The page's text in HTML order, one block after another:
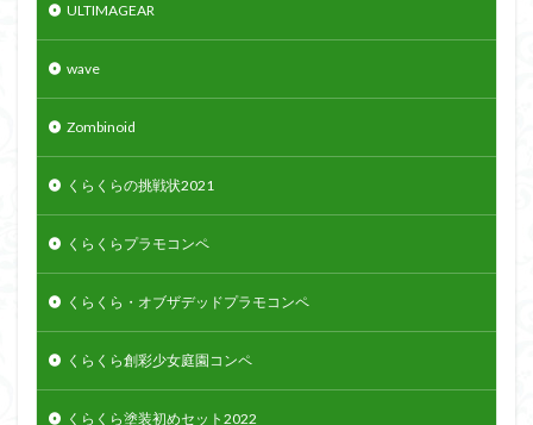
ULTIMAGEAR
wave
Zombinoid
くらくらの挑戦状2021
くらくらプラモコンペ
くらくら・オブザデッドプラモコンペ
くらくら創彩少女庭園コンペ
くらくら塗装初めセット2022